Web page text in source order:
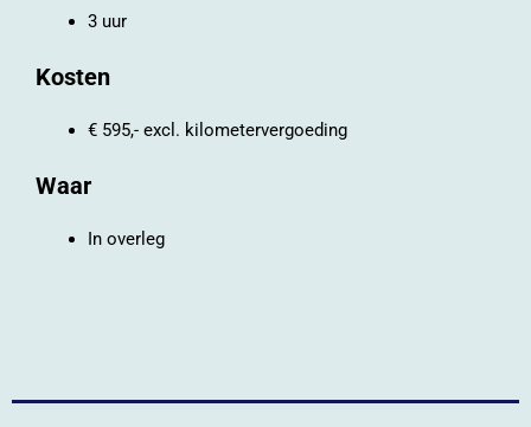
3 uur
Kosten
€ 595,- excl. kilometervergoeding
Waar
In overleg